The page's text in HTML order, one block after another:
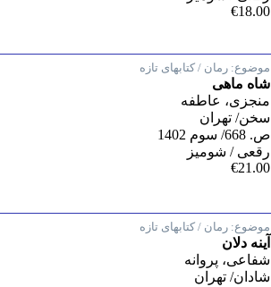
€18.00
موضوع: رمان / کتابهای تازه
شاه ماهی
منجزی، عاطفه
سخن/ تهران
ص. 668/ سوم 1402
رقعی / شومیز
€21.00
موضوع: رمان / کتابهای تازه
آینه دلان
شفاعی، پروانه
شادان/ تهران